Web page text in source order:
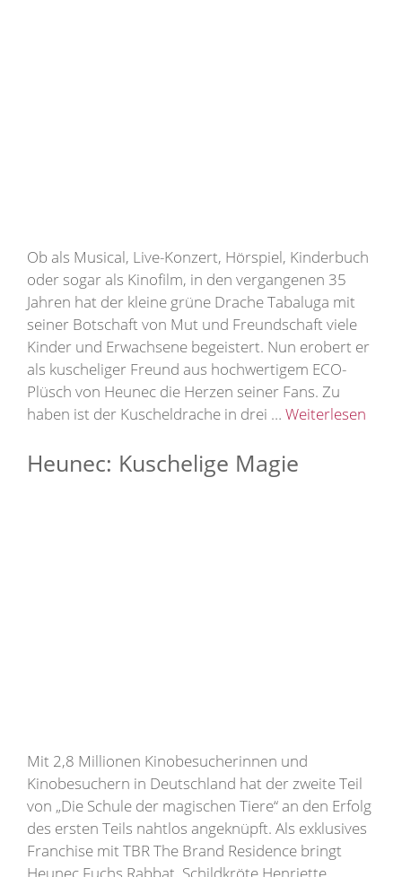
Ob als Musical, Live-Konzert, Hörspiel, Kinderbuch
oder sogar als Kinofilm, in den vergangenen 35
Jahren hat der kleine grüne Drache Tabaluga mit
seiner Botschaft von Mut und Freundschaft viele
Kinder und Erwachsene begeistert. Nun erobert er
als kuscheliger Freund aus hochwertigem ECO-
Plüsch von Heunec die Herzen seiner Fans. Zu
haben ist der Kuscheldrache in drei … Weiterlesen
Heunec: Kuschelige Magie
Mit 2,8 Millionen Kinobesucherinnen und
Kinobesuchern in Deutschland hat der zweite Teil
von „Die Schule der magischen Tiere“ an den Erfolg
des ersten Teils nahtlos angeknüpft. Als exklusives
Franchise mit TBR The Brand Residence bringt